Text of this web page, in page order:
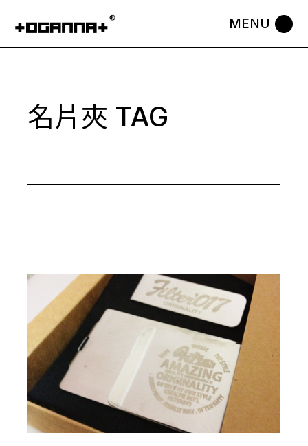
the
名片夾 TAG